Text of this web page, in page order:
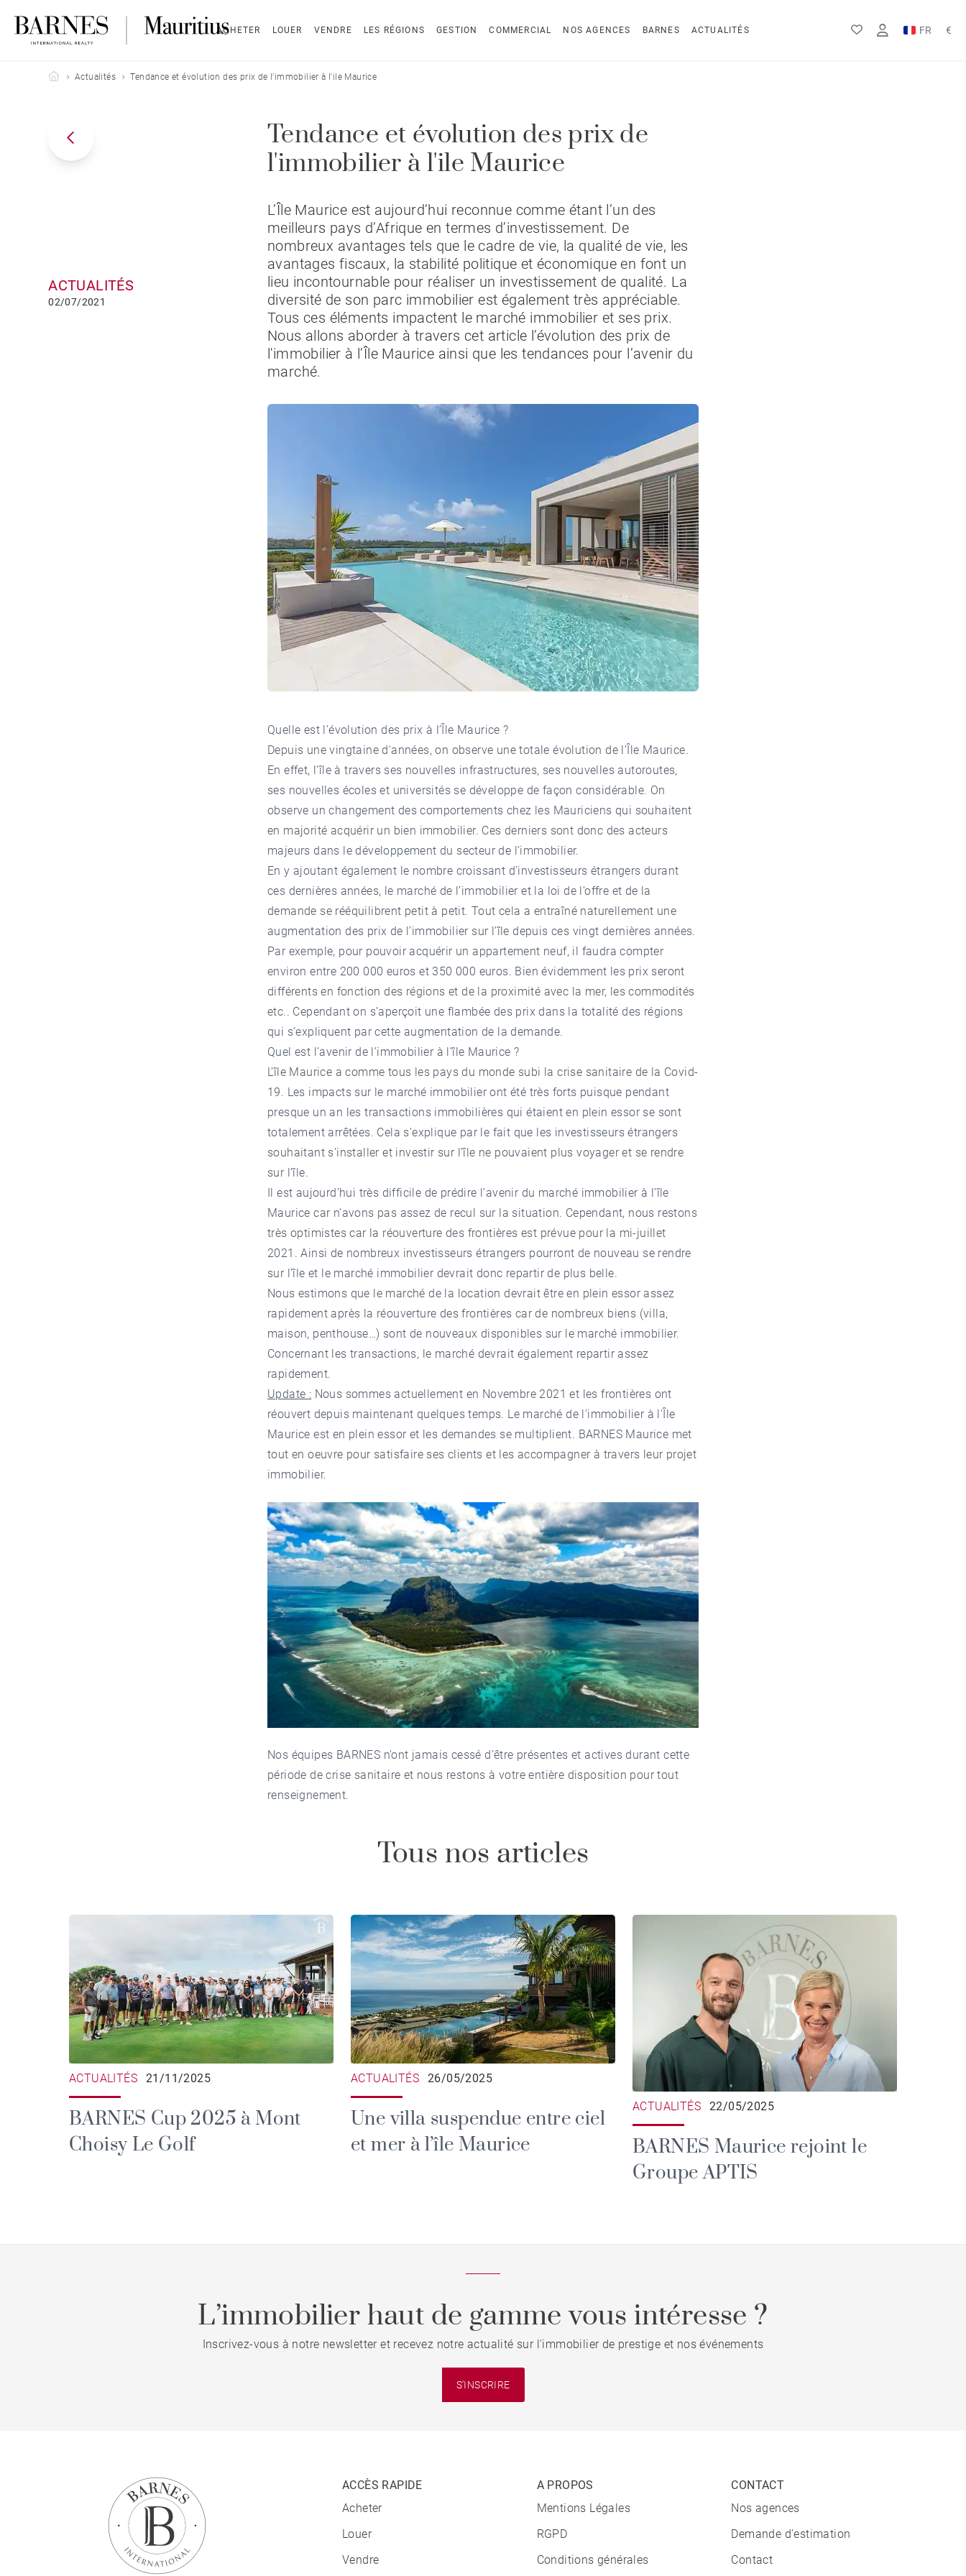
ACHETER LOUER VENDRE LES RÉGIONS GESTION COMMERCIAL NOS AGENCES BARNES ACTUALITÉS FR
EN
€
Rs
Barnes Mauritius
Actualités Tendance et évolution des prix de l'immobilier à l'ile Maurice
ACTUALITÉS
02/07/2021
Tendance et évolution des prix de
l'immobilier à l'ile Maurice
L’Île Maurice est aujourd’hui reconnue comme étant l’un des
meilleurs pays d’Afrique en termes d’investissement. De
nombreux avantages tels que le cadre de vie, la qualité de vie, les
avantages fiscaux, la stabilité politique et économique en font un
lieu incontournable pour réaliser un investissement de qualité. La
diversité de son parc immobilier est également très appréciable.
Tous ces éléments impactent le marché immobilier et ses prix.
Nous allons aborder à travers cet article l’évolution des prix de
l'immobilier à l’Île Maurice ainsi que les tendances pour l’avenir du
marché.
Quelle est l’évolution des prix à l’Île Maurice ?
Depuis une vingtaine d'années, on observe une totale évolution de l’Île Maurice.
En effet, l’île à travers ses nouvelles infrastructures, ses nouvelles autoroutes,
ses nouvelles écoles et universités se développe de façon considérable. On
observe un changement des comportements chez les Mauriciens qui souhaitent
en majorité acquérir un bien immobilier. Ces derniers sont donc des acteurs
majeurs dans le développement du secteur de l’immobilier.
En y ajoutant également le nombre croissant d'investisseurs étrangers durant
ces dernières années, le marché de l’immobilier et la loi de l’offre et de la
demande se rééquilibrent petit à petit. Tout cela a entraîné naturellement une
augmentation des prix de l’immobilier sur l’île depuis ces vingt dernières années.
Par exemple, pour pouvoir acquérir un appartement neuf, il faudra compter
environ entre 200 000 euros et 350 000 euros. Bien évidemment les prix seront
différents en fonction des régions et de la proximité avec la mer, les commodités
etc.. Cependant on s’aperçoit une flambée des prix dans la totalité des régions
qui s’expliquent par cette augmentation de la demande.
Quel est l’avenir de l’immobilier à l’île Maurice ?
L’île Maurice a comme tous les pays du monde subi la crise sanitaire de la Covid-
19. Les impacts sur le marché immobilier ont été très forts puisque pendant
presque un an les transactions immobilières qui étaient en plein essor se sont
totalement arrêtées. Cela s’explique par le fait que les investisseurs étrangers
souhaitant s’installer et investir sur l’île ne pouvaient plus voyager et se rendre
sur l’île.
Il est aujourd’hui très difficile de prédire l’avenir du marché immobilier à l’île
Maurice car n’avons pas assez de recul sur la situation. Cependant, nous restons
très optimistes car la réouverture des frontières est prévue pour la mi-juillet
2021. Ainsi de nombreux investisseurs étrangers pourront de nouveau se rendre
sur l’île et le marché immobilier devrait donc repartir de plus belle.
Nous estimons que le marché de la location devrait être en plein essor assez
rapidement après la réouverture des frontières car de nombreux biens (villa,
maison, penthouse…) sont de nouveaux disponibles sur le marché immobilier.
Concernant les transactions, le marché devrait également repartir assez
rapidement.
Update : Nous sommes actuellement en Novembre 2021 et les frontières ont
réouvert depuis maintenant quelques temps. Le marché de l'immobilier à l'Île
Maurice est en plein essor et les demandes se multiplient. BARNES Maurice met
tout en oeuvre pour satisfaire ses clients et les accompagner à travers leur projet
immobilier.
Nos équipes BARNES n’ont jamais cessé d’être présentes et actives durant cette
période de crise sanitaire et nous restons à votre entière disposition pour tout
renseignement.
Tous nos articles
ACTUALITÉS 21/11/2025
BARNES Cup 2025 à Mont
Choisy Le Golf
ACTUALITÉS 26/05/2025
Une villa suspendue entre ciel
et mer à l’île Maurice
ACTUALITÉS 22/05/2025
BARNES Maurice rejoint le
Groupe APTIS
L’immobilier haut de gamme vous intéresse ?
Inscrivez-vous à notre newsletter et recevez notre actualité sur l'immobilier de prestige et nos événements
S'INSCRIRE
ACCÈS RAPIDE
Acheter
Louer
Vendre
A PROPOS
Mentions Légales
RGPD
Conditions générales
CONTACT
Nos agences
Demande d'estimation
Contact